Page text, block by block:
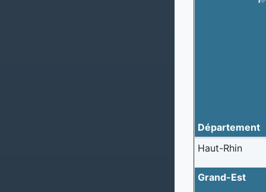
Département
Haut-Rhin
Grand-Est